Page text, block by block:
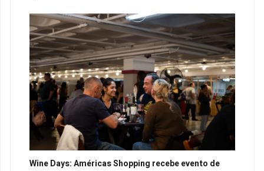
Wine Days: Américas Shopping recebe evento de